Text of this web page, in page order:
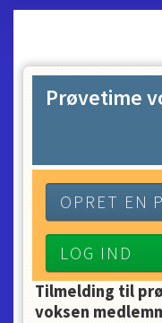
Prøvetime
OPRET EN
LOG IND
Tilmelding til
voksen